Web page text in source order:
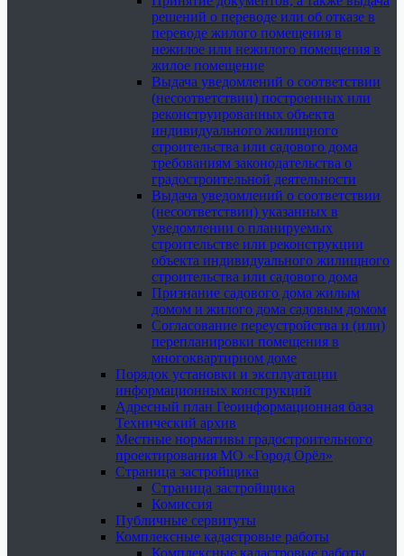
решений о переводе или об отказе в
переводе жилого помещения в
нежилое или нежилого помещения в
жилое помещение
Выдача уведомлений о соответствии
(несоответствии) построенных или
реконструированных объекта
индивидуального жилищного
строительства или садового дома
требованиям законодательства о
градостроительной деятельности
Выдача уведомлений о соответствии
(несоответствии) указанных в
уведомлении о планируемых
строительстве или реконструкции
объекта индивидуального жилищного
строительства или садового дома
Признание садового дома жилым
домом и жилого дома садовым домом
Согласование переустройства и (или)
перепланировки помещения в
многоквартирном доме
Порядок установки и эксплуатации
информационных конструкций
Адресный план Геоинформационная база
Технический архив
Местные нормативы градостроительного
проектирования МО «Город Орёл»
Страница застройщика
Страница застройщика
Комиссия
Публичные сервитуты
Комплексные кадастровые работы
Комплексные кадастровые работы